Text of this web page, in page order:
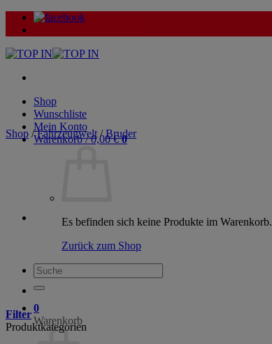
Zum
Inhalt
Shop
Wunschliste
Mein Konto
Warenkorb /0,00€ 0
Es befinden sich keine Produkte im Warenkorb.
Zurück zum Shop
Suche
nach:
0
Warenkorb
Shop / Fahrzeugwelt / Bruder
Filter
Produktkategorien